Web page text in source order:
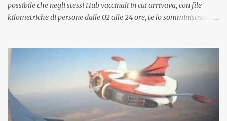
possibile che negli stessi Hub vaccinali in cui arrivava, con file
kilometriche di persone dalle 02 alle 24 ore, te lo somministravano
Vaccino come: l' Amaro del Capo, era "spettacolare Ghiacciato, ma
andava bene anche, a Temperatura Ambiente"! Riproponiamo
l'articolo per NON Dimenticare!